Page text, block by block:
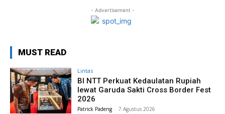
- Advertisement -
MUST READ
Lintas
BI NTT Perkuat Kedaulatan Rupiah
lewat Garuda Sakti Cross Border Fest
2026
Patrick Padeng - 7 Agustus 2026